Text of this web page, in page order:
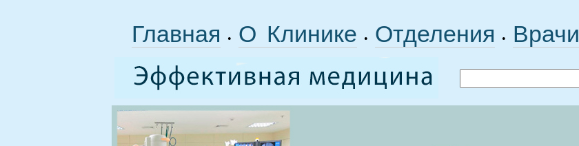
Главная • О Клинике • Отделения • Врачи